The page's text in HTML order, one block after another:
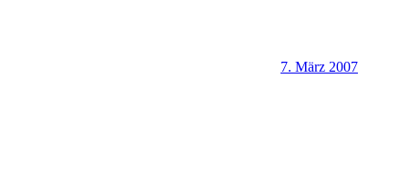
7. März 2007